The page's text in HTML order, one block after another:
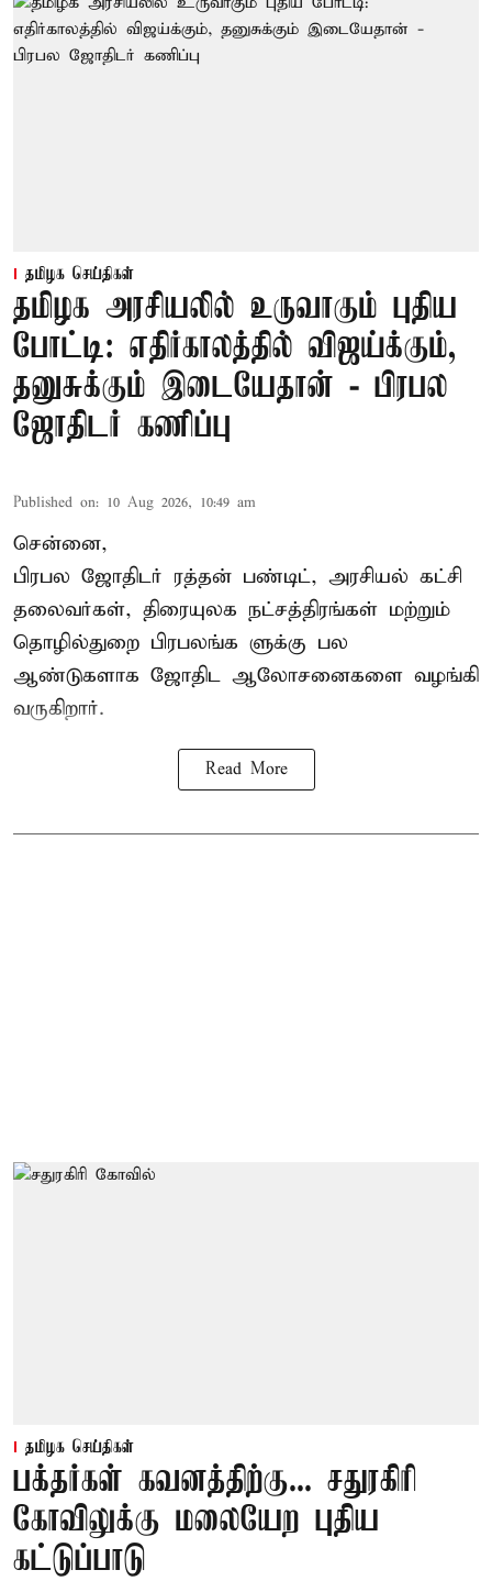
தமிழக செய்திகள்
தமிழக அரசியலில் உருவாகும் புதிய
போட்டி: எதிர்காலத்தில் விஜய்க்கும்,
தனுசுக்கும் இடையேதான் - பிரபல
ஜோதிடர் கணிப்பு
Published on: 10 Aug 2026, 10:49 am
சென்னை,
பிரபல ஜோதிடர் ரத்தன் பண்டிட், அரசியல் கட்சி
தலைவர்கள், திரையுலக நட்சத்திரங்கள் மற்றும்
தொழில்துறை பிரபலங்க ளுக்கு பல
ஆண்டுகளாக ஜோதிட ஆலோசனைகளை வழங்கி
வருகிறார்.
Read More
தமிழக செய்திகள்
பக்தர்கள் கவனத்திற்கு... சதுரகிரி
கோவிலுக்கு மலையேற புதிய
கட்டுப்பாடு